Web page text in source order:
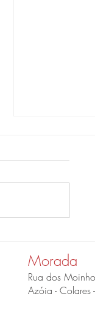
vinha Mare
Morada
Rua dos
Azóia - Colares